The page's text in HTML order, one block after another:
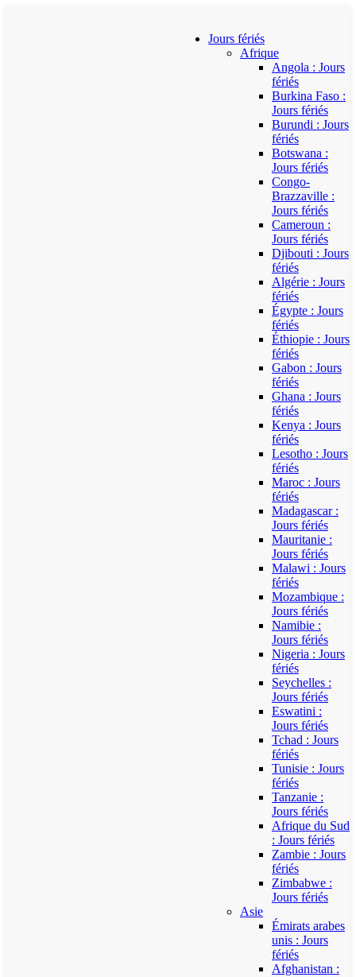
Jours fériés
Afrique
Angola : Jours
fériés
Burkina Faso :
Jours fériés
Burundi : Jours
fériés
Botswana :
Jours fériés
Congo-
Brazzaville :
Jours fériés
Cameroun :
Jours fériés
Djibouti : Jours
fériés
Algérie : Jours
fériés
Égypte : Jours
fériés
Éthiopie : Jours
fériés
Gabon : Jours
fériés
Ghana : Jours
fériés
Kenya : Jours
fériés
Lesotho : Jours
fériés
Maroc : Jours
fériés
Madagascar :
Jours fériés
Mauritanie :
Jours fériés
Malawi : Jours
fériés
Mozambique :
Jours fériés
Namibie :
Jours fériés
Nigeria : Jours
fériés
Seychelles :
Jours fériés
Eswatini :
Jours fériés
Tchad : Jours
fériés
Tunisie : Jours
fériés
Tanzanie :
Jours fériés
Afrique du Sud
: Jours fériés
Zambie : Jours
fériés
Zimbabwe :
Jours fériés
Asie
Émirats arabes
unis : Jours
fériés
Afghanistan :